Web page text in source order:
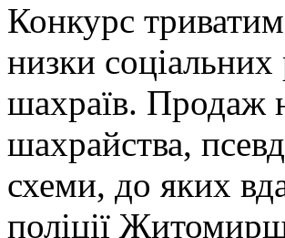
Конкурс
низки соціальних
шахраїв. Продаж
шахрайства,
схеми, до яких
поліції